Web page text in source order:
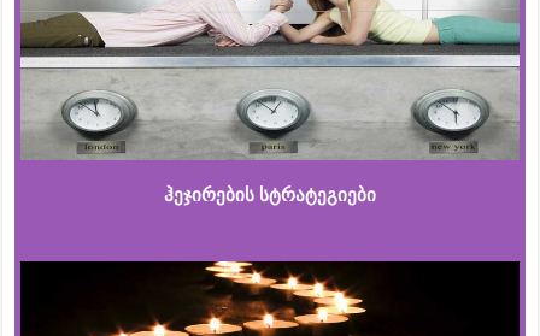
ჰეჯირების სტრატეგიები